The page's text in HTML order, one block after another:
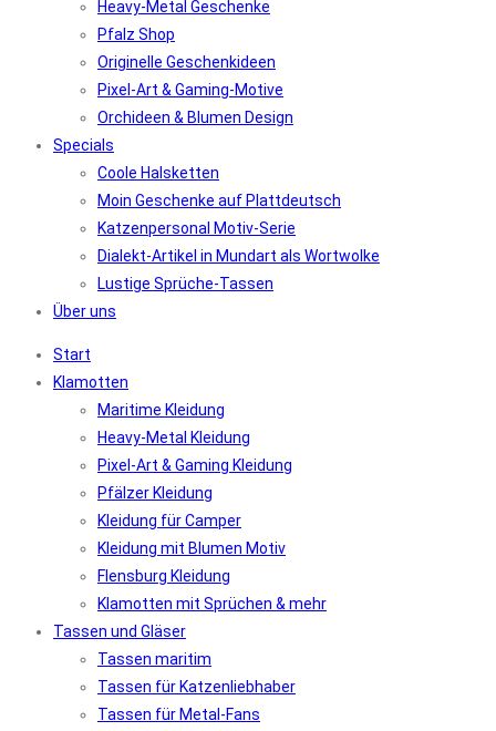
Heavy-Metal Geschenke
Pfalz Shop
Originelle Geschenkideen
Pixel-Art & Gaming-Motive
Orchideen & Blumen Design
Specials
Coole Halsketten
Moin Geschenke auf Plattdeutsch
Katzenpersonal Motiv-Serie
Dialekt-Artikel in Mundart als Wortwolke
Lustige Sprüche-Tassen
Über uns
Start
Klamotten
Maritime Kleidung
Heavy-Metal Kleidung
Pixel-Art & Gaming Kleidung
Pfälzer Kleidung
Kleidung für Camper
Kleidung mit Blumen Motiv
Flensburg Kleidung
Klamotten mit Sprüchen & mehr
Tassen und Gläser
Tassen maritim
Tassen für Katzenliebhaber
Tassen für Metal-Fans